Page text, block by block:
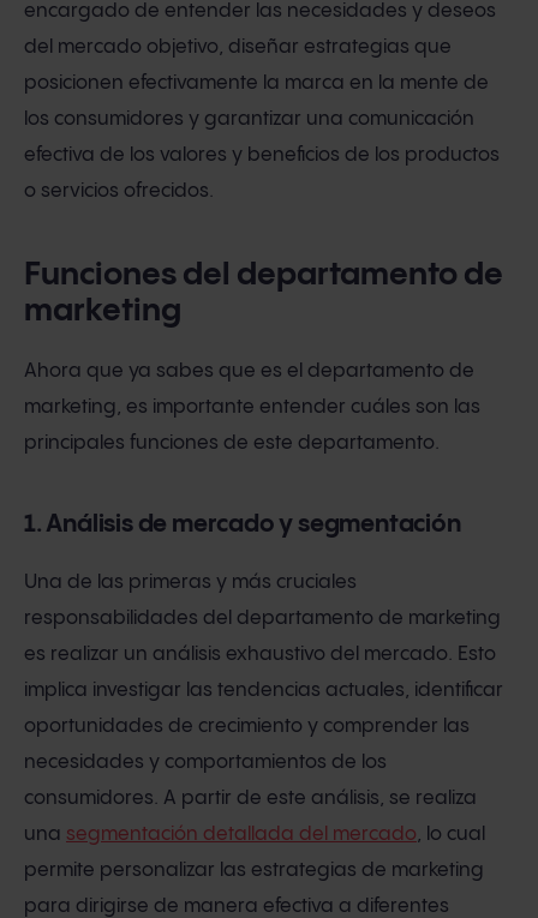
encargado de entender las necesidades y deseos
del mercado objetivo, diseñar estrategias que
posicionen efectivamente la marca en la mente de
los consumidores y garantizar una comunicación
efectiva de los valores y beneficios de los productos
o servicios ofrecidos.
Funciones del departamento de
marketing
Ahora que ya sabes que es el departamento de
marketing, es importante entender cuáles son las
principales funciones de este departamento.
1. Análisis de mercado y segmentación
Una de las primeras y más cruciales
responsabilidades del departamento de marketing
es realizar un análisis exhaustivo del mercado. Esto
implica investigar las tendencias actuales, identificar
oportunidades de crecimiento y comprender las
necesidades y comportamientos de los
consumidores. A partir de este análisis, se realiza
una segmentación detallada del mercado, lo cual
permite personalizar las estrategias de marketing
para dirigirse de manera efectiva a diferentes